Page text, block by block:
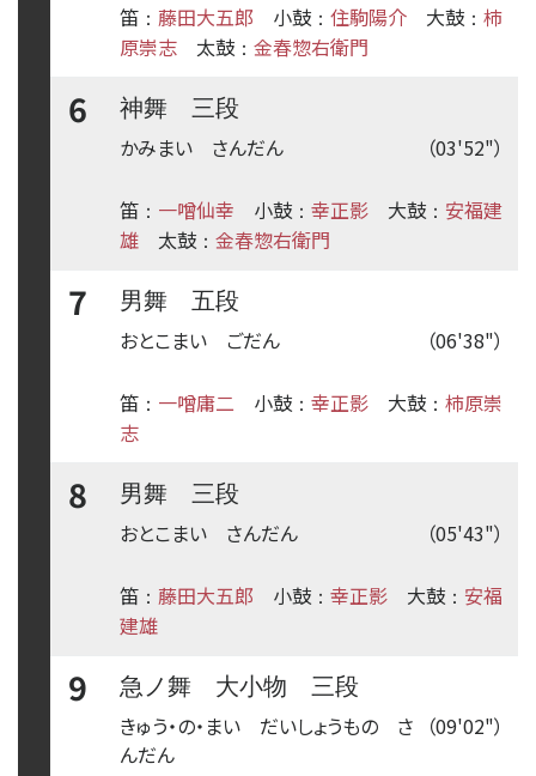
笛 ： 藤田大五郎 小鼓 ： 住駒陽介 大鼓 ： 柿
原崇志
太鼓 ： 金春惣右衛門
6
神舞 三段
（03'52"）
かみまい さんだん
笛 ： 一噌仙幸 小鼓 ： 幸正影 大鼓 ： 安福建
雄
太鼓 ： 金春惣右衛門
7
男舞 五段
（06'38"）
おとこまい ごだん
笛 ： 一噌庸二 小鼓 ： 幸正影 大鼓 ： 柿原崇
志
8
男舞 三段
（05'43"）
おとこまい さんだん
笛 ： 藤田大五郎 小鼓 ： 幸正影 大鼓 ： 安福
建雄
9
急ノ舞 大小物 三段
（09'02"）
きゅう・の・まい だいしょうもの さ
んだん